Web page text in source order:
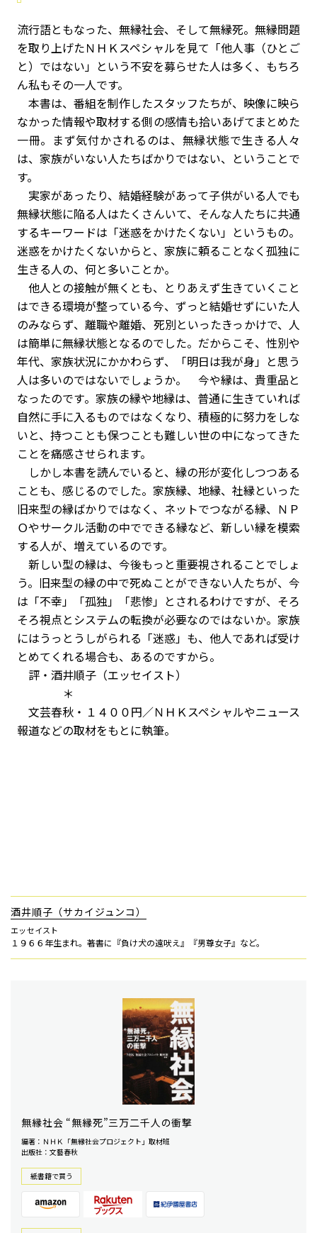
流行語ともなった、無縁社会、そして無縁死。無縁問題
を取り上げたＮＨＫスペシャルを見て「他人事（ひとご
と）ではない」という不安を募らせた人は多く、もちろ
ん私もその一人です。
本書は、番組を制作したスタッフたちが、映像に映ら
なかった情報や取材する側の感情も拾いあげてまとめた
一冊。まず気付かされるのは、無縁状態で生きる人々
は、家族がいない人たちばかりではない、ということで
す。
実家があったり、結婚経験があって子供がいる人でも
無縁状態に陥る人はたくさんいて、そんな人たちに共通
するキーワードは「迷惑をかけたくない」というもの。
迷惑をかけたくないからと、家族に頼ることなく孤独に
生きる人の、何と多いことか。
他人との接触が無くとも、とりあえず生きていくこと
はできる環境が整っている今、ずっと結婚せずにいた人
のみならず、離職や離婚、死別といったきっかけで、人
は簡単に無縁状態となるのでした。だからこそ、性別や
年代、家族状況にかかわらず、「明日は我が身」と思う
人は多いのではないでしょうか。 今や縁は、貴重品と
なったのです。家族の縁や地縁は、普通に生きていれば
自然に手に入るものではなくなり、積極的に努力をしな
いと、持つことも保つことも難しい世の中になってきた
ことを痛感させられます。
しかし本書を読んでいると、縁の形が変化しつつある
ことも、感じるのでした。家族縁、地縁、社縁といった
旧来型の縁ばかりではなく、ネットでつながる縁、ＮＰ
Ｏやサークル活動の中でできる縁など、新しい縁を模索
する人が、増えているのです。
新しい型の縁は、今後もっと重要視されることでしょ
う。旧来型の縁の中で死ぬことができない人たちが、今
は「不幸」「孤独」「悲惨」とされるわけですが、そろ
そろ視点とシステムの転換が必要なのではないか。家族
にはうっとうしがられる「迷惑」も、他人であれば受け
とめてくれる場合も、あるのですから。
評・酒井順子（エッセイスト）
＊
文芸春秋・１４００円／ＮＨＫスペシャルやニュース
報道などの取材をもとに執筆。
酒井順子（サカイジュンコ）
エッセイスト
１９６６年生まれ。著書に『負け犬の遠吠え』『男尊女子』など。
無縁社会 “無縁死”三万二千人の衝撃
編著：ＮＨＫ「無縁社会プロジェクト」取材班
出版社：文藝春秋
紙書籍で買う